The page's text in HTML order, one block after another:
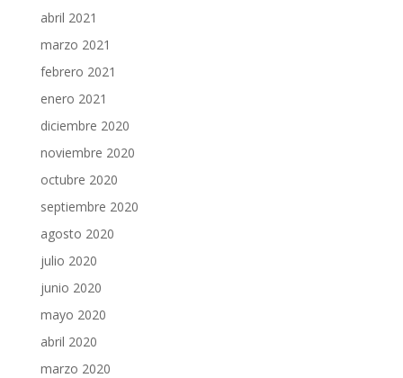
abril 2021
marzo 2021
febrero 2021
enero 2021
diciembre 2020
noviembre 2020
octubre 2020
septiembre 2020
agosto 2020
julio 2020
junio 2020
mayo 2020
abril 2020
marzo 2020